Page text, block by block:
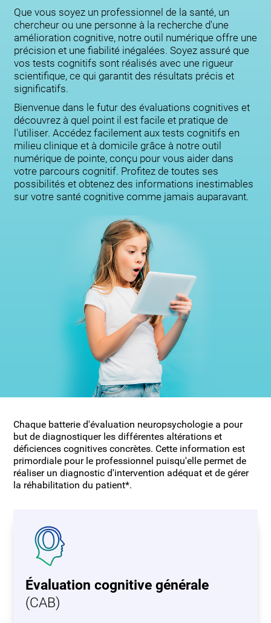
Que vous soyez un professionnel de la santé, un
chercheur ou une personne à la recherche d'une
amélioration cognitive, notre outil numérique offre une
précision et une fiabilité inégalées. Soyez assuré que
vos tests cognitifs sont réalisés avec une rigueur
scientifique, ce qui garantit des résultats précis et
significatifs.
Bienvenue dans le futur des évaluations cognitives et
découvrez à quel point il est facile et pratique de
l'utiliser. Accédez facilement aux tests cognitifs en
milieu clinique et à domicile grâce à notre outil
numérique de pointe, conçu pour vous aider dans
votre parcours cognitif. Profitez de toutes ses
possibilités et obtenez des informations inestimables
sur votre santé cognitive comme jamais auparavant.
Chaque batterie d'évaluation neuropsychologie a pour
but de diagnostiquer les différentes altérations et
déficiences cognitives concrètes. Cette information est
primordiale pour le professionnel puisqu'elle permet de
réaliser un diagnostic d'intervention adéquat et de gérer
la réhabilitation du patient*.
Évaluation cognitive générale
(CAB)